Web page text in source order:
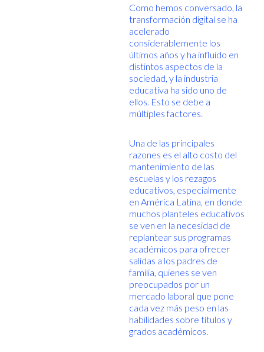
Como hemos conversado, la
transformación digital se ha
acelerado
considerablemente los
últimos años y ha influido en
distintos aspectos de la
sociedad, y la industria
educativa ha sido uno de
ellos. Esto se debe a
múltiples factores.
Una de las principales
razones es el alto costo del
mantenimiento de las
escuelas y los rezagos
educativos, especialmente
en América Latina, en donde
muchos planteles educativos
se ven en la necesidad de
replantear sus programas
académicos para ofrecer
salidas a los padres de
familia, quienes se ven
preocupados por un
mercado laboral que pone
cada vez más peso en las
habilidades sobre títulos y
grados académicos.